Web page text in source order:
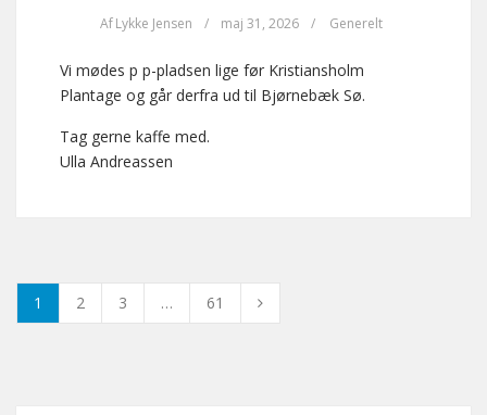
Af Lykke Jensen / maj 31, 2026 / Generelt
Vi mødes p p-pladsen lige før Kristiansholm
Plantage og går derfra ud til Bjørnebæk Sø.
Tag gerne kaffe med.
Ulla Andreassen
1 2 3 … 61